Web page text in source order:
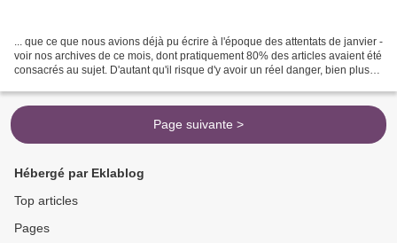
... que ce que nous avions déjà pu écrire à l'époque des attentats de janvier -
voir nos archives de ce mois, dont pratiquement 80% des articles avaient été
consacrés au sujet. D'autant qu'il risque d'y avoir un réel danger, bien plus
Page suivante >
Hébergé par Eklablog
Top articles
Pages